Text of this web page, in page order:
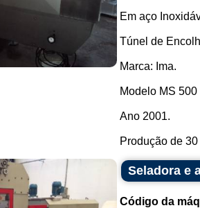
Em aço
Túnel de
Marca: Ima.
Modelo MS 500
Ano 2001.
Produção de
Seladora e
Código da